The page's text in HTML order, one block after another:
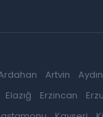
Artvin Aydın
Elazığ Erzincan